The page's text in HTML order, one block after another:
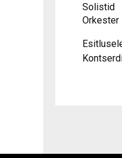
Solistid
Orkester